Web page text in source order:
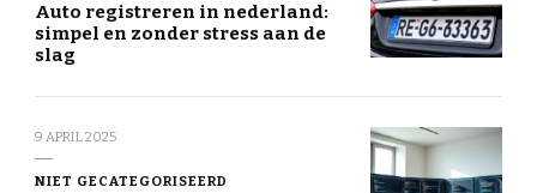
Auto registreren in nederland:
simpel en zonder stress aan de
slag
9 APRIL 2025
NIET GECATEGORISEERD